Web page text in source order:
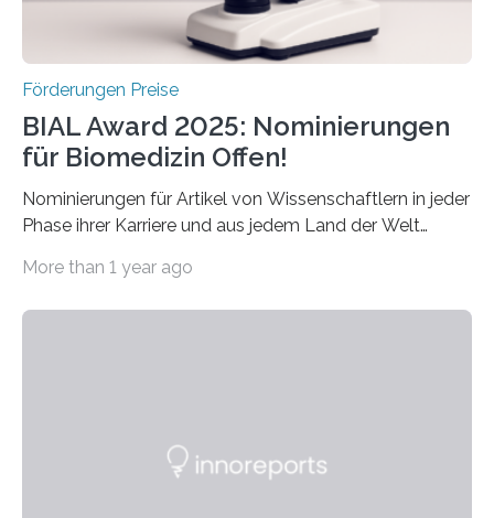
Förderungen Preise
BIAL Award 2025: Nominierungen
für Biomedizin Offen!
Nominierungen für Artikel von Wissenschaftlern in jeder
Phase ihrer Karriere und aus jedem Land der Welt
Leben gerufen, um die bemerkenswertesten
Foundation, des BIAL Award in Biomedicine ist in
More than 1 year ago